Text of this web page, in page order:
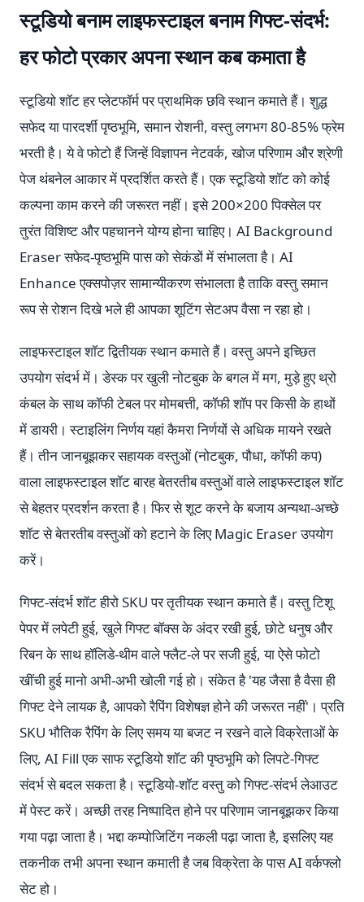
स्टूडियो बनाम लाइफस्टाइल बनाम गिफ्ट-संदर्भ:
हर फोटो प्रकार अपना स्थान कब कमाता है
स्टूडियो शॉट हर प्लेटफॉर्म पर प्राथमिक छवि स्थान कमाते हैं। शुद्ध
सफेद या पारदर्शी पृष्ठभूमि, समान रोशनी, वस्तु लगभग 80-85% फ्रेम
भरती है। ये वे फोटो हैं जिन्हें विज्ञापन नेटवर्क, खोज परिणाम और श्रेणी
पेज थंबनेल आकार में प्रदर्शित करते हैं। एक स्टूडियो शॉट को कोई
कल्पना काम करने की जरूरत नहीं। इसे 200×200 पिक्सेल पर
तुरंत विशिष्ट और पहचानने योग्य होना चाहिए। AI Background
Eraser सफेद-पृष्ठभूमि पास को सेकंडों में संभालता है। AI
Enhance एक्सपोज़र सामान्यीकरण संभालता है ताकि वस्तु समान
रूप से रोशन दिखे भले ही आपका शूटिंग सेटअप वैसा न रहा हो।
लाइफस्टाइल शॉट द्वितीयक स्थान कमाते हैं। वस्तु अपने इच्छित
उपयोग संदर्भ में। डेस्क पर खुली नोटबुक के बगल में मग, मुड़े हुए थ्रो
कंबल के साथ कॉफी टेबल पर मोमबत्ती, कॉफी शॉप पर किसी के हाथों
में डायरी। स्टाइलिंग निर्णय यहां कैमरा निर्णयों से अधिक मायने रखते
हैं। तीन जानबूझकर सहायक वस्तुओं (नोटबुक, पौधा, कॉफी कप)
वाला लाइफस्टाइल शॉट बारह बेतरतीब वस्तुओं वाले लाइफस्टाइल शॉट
से बेहतर प्रदर्शन करता है। फिर से शूट करने के बजाय अन्यथा-अच्छे
शॉट से बेतरतीब वस्तुओं को हटाने के लिए Magic Eraser उपयोग
करें।
गिफ्ट-संदर्भ शॉट हीरो SKU पर तृतीयक स्थान कमाते हैं। वस्तु टिशू
पेपर में लपेटी हुई, खुले गिफ्ट बॉक्स के अंदर रखी हुई, छोटे धनुष और
रिबन के साथ हॉलिडे-थीम वाले फ्लैट-ले पर सजी हुई, या ऐसे फोटो
खींची हुई मानो अभी-अभी खोली गई हो। संकेत है 'यह जैसा है वैसा ही
गिफ्ट देने लायक है, आपको रैपिंग विशेषज्ञ होने की जरूरत नहीं'। प्रति
SKU भौतिक रैपिंग के लिए समय या बजट न रखने वाले विक्रेताओं के
लिए, AI Fill एक साफ स्टूडियो शॉट की पृष्ठभूमि को लिपटे-गिफ्ट
संदर्भ से बदल सकता है। स्टूडियो-शॉट वस्तु को गिफ्ट-संदर्भ लेआउट
में पेस्ट करें। अच्छी तरह निष्पादित होने पर परिणाम जानबूझकर किया
गया पढ़ा जाता है। भद्दा कम्पोजिटिंग नकली पढ़ा जाता है, इसलिए यह
तकनीक तभी अपना स्थान कमाती है जब विक्रेता के पास AI वर्कफ्लो
सेट हो।